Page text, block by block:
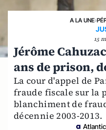
A LA UNE›
15
Jérôme
ans de prison,
La cour d'appel de
fraude fiscale sur la
blanchiment de
décennie 2003-2013.